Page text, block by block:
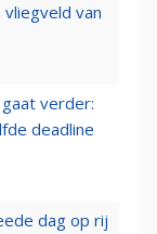
van
verder:
deadline
dag op rij